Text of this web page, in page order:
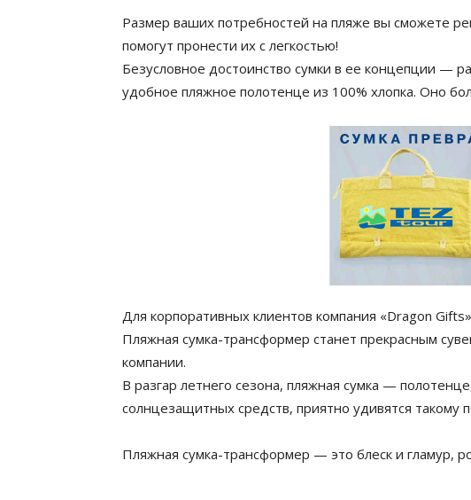
Размер ваших потребностей на пляже вы сможете
помогут пронести их с легкостью!
Безусловное достоинство сумки в ее концепции —
удобное пляжное полотенце из 100% хлопка. Оно
Для корпоративных клиентов компания «Dragon
Пляжная сумка-трансформер станет прекрасным
компании.
В разгар летнего сезона, пляжная сумка —
солнцезащитных средств, приятно удивятся такому
Пляжная сумка-трансформер — это блеск и гламур,